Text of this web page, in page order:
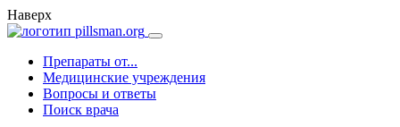
Наверх
Препараты от...
Медицинские учреждения
Вопросы и ответы
Поиск врача